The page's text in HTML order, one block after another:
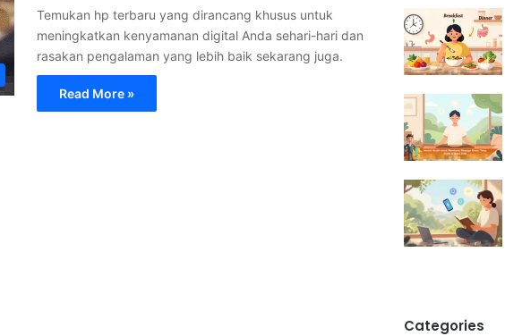
Temukan hp terbaru yang dirancang khusus untuk
meningkatkan kenyamanan digital Anda sehari-hari dan
rasakan pengalaman yang lebih baik sekarang juga.
Read More »
Categories